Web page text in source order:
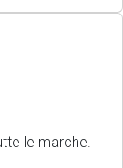
le marche.